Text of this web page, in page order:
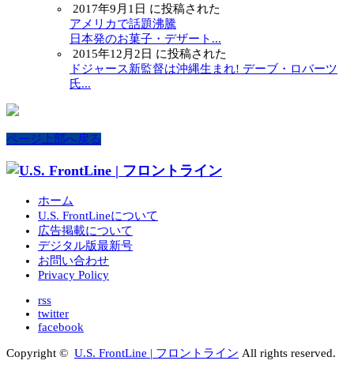
2017年9月1日 に投稿された
アメリカで話題沸騰
日本発のお菓子・デザート...
2015年12月2日 に投稿された
ドジャース新監督は沖縄生まれ! デーブ・ロバーツ
氏...
ページ上部へ戻る
ホーム
U.S. FrontLineについて
広告掲載について
デジタル版最新号
お問い合わせ
Privacy Policy
rss
twitter
facebook
Copyright © U.S. FrontLine | フロントライン All rights reserved.